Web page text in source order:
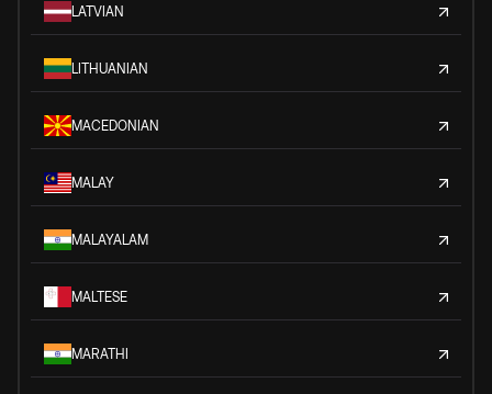
LATVIAN
LITHUANIAN
MACEDONIAN
MALAY
MALAYALAM
MALTESE
MARATHI